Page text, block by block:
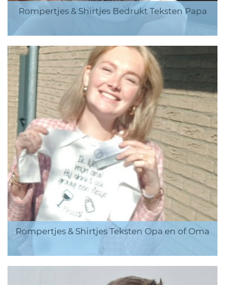
Rompertjes & Shirtjes Bedrukt Teksten Papa
Rompertjes & Shirtjes Teksten Opa en of Oma